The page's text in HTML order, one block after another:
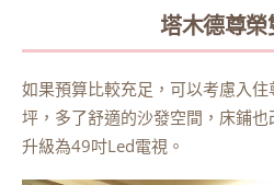
塔木德尊榮
如果預算比較充足，可以考慮入
坪，多了舒適的沙發空間，床鋪
升級為49吋Led電視。